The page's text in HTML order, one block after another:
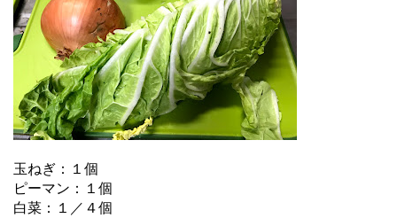
玉ねぎ：１個
ピーマン：１個
白菜：１／４個